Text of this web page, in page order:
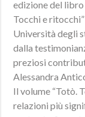
edizione del libro
Tocchi e
Università degli
dalla
preziosi
Alessandra
Il volume “Totò.
relazioni più